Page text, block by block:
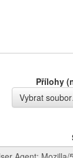
Přílohy
Vybrat